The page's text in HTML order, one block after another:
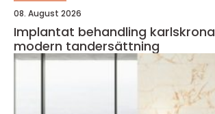
08. August 2026
Implantat behandling karlskrona trygg och
modern tandersättning